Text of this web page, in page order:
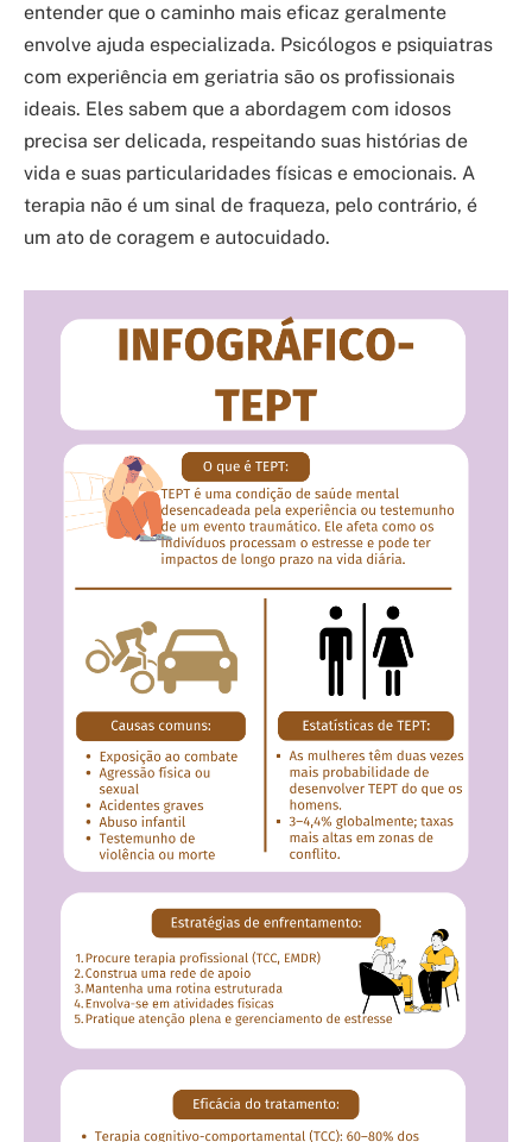
entender que o caminho mais eficaz geralmente
envolve ajuda especializada. Psicólogos e psiquiatras
com experiência em geriatria são os profissionais
ideais. Eles sabem que a abordagem com idosos
precisa ser delicada, respeitando suas histórias de
vida e suas particularidades físicas e emocionais. A
terapia não é um sinal de fraqueza, pelo contrário, é
um ato de coragem e autocuidado.